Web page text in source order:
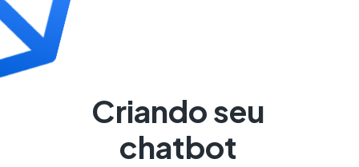
Criando seu
chatbot